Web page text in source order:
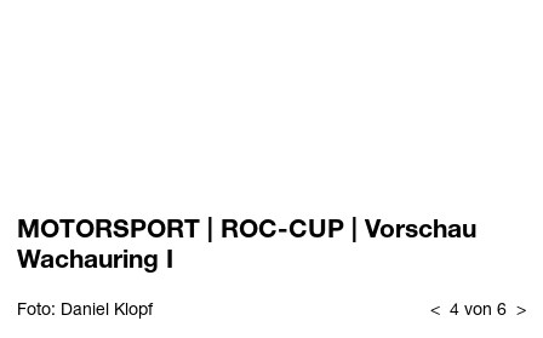
MOTORSPORT | ROC-CUP | Vorschau
Wachauring I
Foto: Daniel Klopf < 4 von 6 >